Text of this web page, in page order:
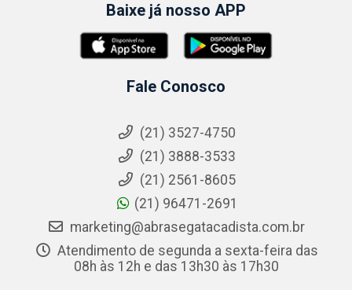
Baixe já nosso APP
Fale Conosco
(21) 3527-4750
(21) 3888-3533
(21) 2561-8605
(21) 96471-2691
marketing@abrasegatacadista.com.br
Atendimento de segunda a sexta-feira das
08h às 12h e das 13h30 às 17h30